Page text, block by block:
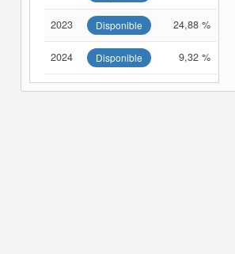
2023 Disponible 24,88 %
2024 Disponible 9,32 %